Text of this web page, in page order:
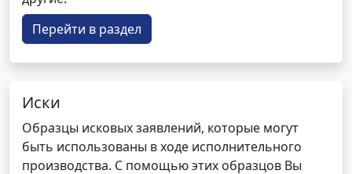
Перейти в раздел
Иски
Образцы исковых заявлений, которые могут
быть использованы в ходе исполнительного
производства. С помощью этих образцов Вы